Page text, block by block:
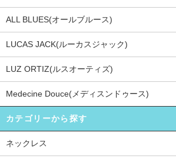
ALL BLUES(オールブルース)
LUCAS JACK(ルーカスジャック)
LUZ ORTIZ(ルスオーティズ)
Medecine Douce(メディスンドゥース)
カテゴリーから探す
ネックレス